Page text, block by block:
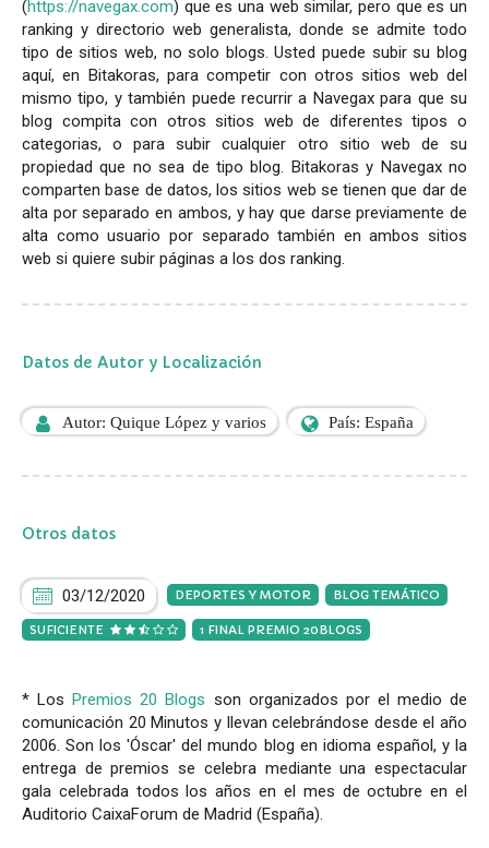
(https://navegax.com) que es una web similar, pero que es un
ranking y directorio web generalista, donde se admite todo
tipo de sitios web, no solo blogs. Usted puede subir su blog
aquí, en Bitakoras, para competir con otros sitios web del
mismo tipo, y también puede recurrir a Navegax para que su
blog compita con otros sitios web de diferentes tipos o
categorias, o para subir cualquier otro sitio web de su
propiedad que no sea de tipo blog. Bitakoras y Navegax no
comparten base de datos, los sitios web se tienen que dar de
alta por separado en ambos, y hay que darse previamente de
alta como usuario por separado también en ambos sitios
web si quiere subir páginas a los dos ranking.
Datos de Autor y Localización
Autor: Quique López y varios País: España
Otros datos
03/12/2020 DEPORTES Y MOTOR BLOG TEMÁTICO
SUFICIENTE 1 FINAL PREMIO 20BLOGS
* LosPremios 20 Blogs son organizados por el medio de
comunicación 20 Minutos y llevan celebrándose desde el año
2006. Son los 'Óscar' del mundo blog en idioma español, y la
entrega de premios se celebra mediante una espectacular
gala celebrada todos los años en el mes de octubre en el
Auditorio CaixaForum de Madrid (España).